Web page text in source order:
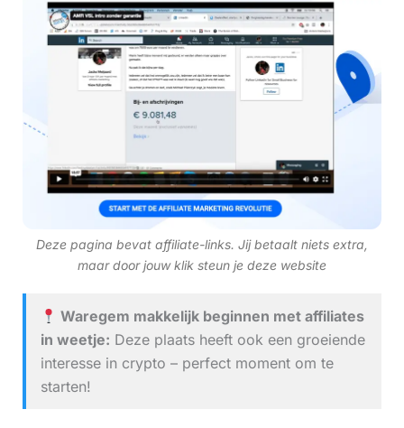
Deze pagina bevat affiliate-links. Jij betaalt niets extra,
maar door jouw klik steun je deze website
Waregem makkelijk beginnen met affiliates
in weetje: Deze plaats heeft ook een groeiende
interesse in crypto – perfect moment om te
starten!